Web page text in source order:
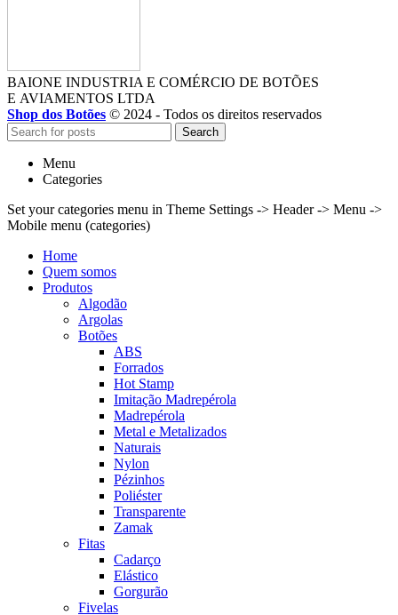
BAIONE INDUSTRIA E COMÉRCIO DE BOTÕES
E AVIAMENTOS LTDA
Shop dos Botões © 2024 - Todos os direitos reservados
Search
Menu
Categories
Set your categories menu in Theme Settings -> Header -> Menu ->
Mobile menu (categories)
Home
Quem somos
Produtos
Algodão
Argolas
Botões
ABS
Forrados
Hot Stamp
Imitação Madrepérola
Madrepérola
Metal e Metalizados
Naturais
Nylon
Pézinhos
Poliéster
Transparente
Zamak
Fitas
Cadarço
Elástico
Gorgurão
Fivelas